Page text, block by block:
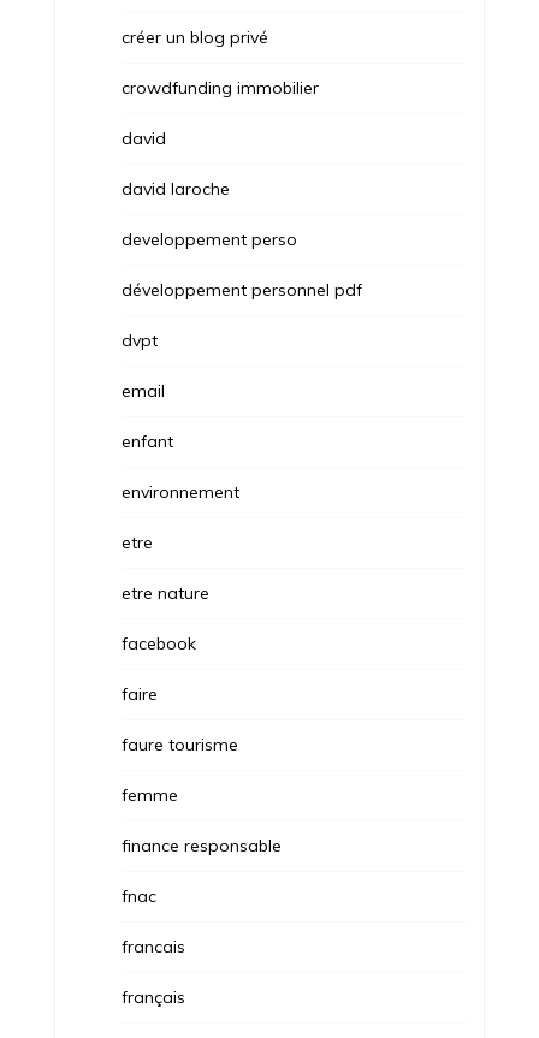
créer un blog privé
crowdfunding immobilier
david
david laroche
developpement perso
développement personnel pdf
dvpt
email
enfant
environnement
etre
etre nature
facebook
faire
faure tourisme
femme
finance responsable
fnac
francais
français